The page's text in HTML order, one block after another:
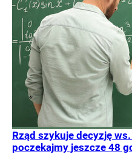
Rząd szykuje decyzję
poczekajmy jeszcze 48